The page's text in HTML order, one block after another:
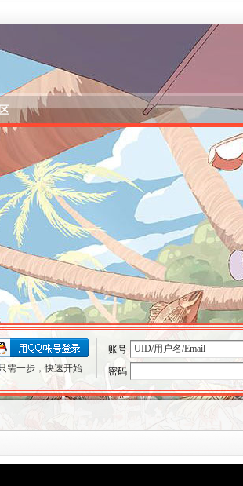
账号
密码
需一步，快速开始